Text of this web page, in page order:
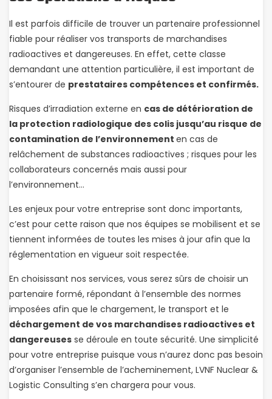
Il est parfois difficile de trouver un partenaire professionnel
fiable pour réaliser vos transports de marchandises
radioactives et dangereuses. En effet, cette classe
demandant une attention particulière, il est important de
s’entourer de prestataires compétences et confirmés.
Risques d’irradiation externe en cas de détérioration de
la protection radiologique des colis jusqu’au risque de
contamination de l’environnement en cas de
relâchement de substances radioactives ; risques pour les
collaborateurs concernés mais aussi pour
l’environnement…
Les enjeux pour votre entreprise sont donc importants,
c’est pour cette raison que nos équipes se mobilisent et se
tiennent informées de toutes les mises à jour afin que la
réglementation en vigueur soit respectée.
En choisissant nos services, vous serez sûrs de choisir un
partenaire formé, répondant à l’ensemble des normes
imposées afin que le chargement, le transport et le
déchargement de vos marchandises radioactives et
dangereuses se déroule en toute sécurité. Une simplicité
pour votre entreprise puisque vous n’aurez donc pas besoin
d’organiser l’ensemble de l’acheminement, LVNF Nuclear &
Logistic Consulting s’en chargera pour vous.